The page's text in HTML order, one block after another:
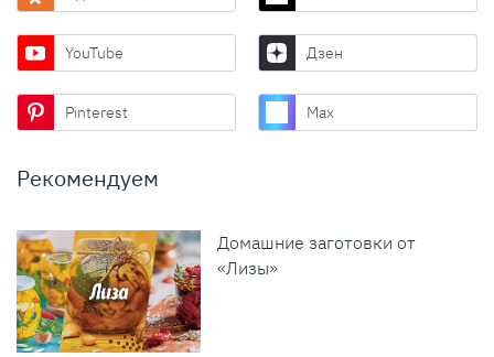
YouTube Дзен
Pinterest Max
Рекомендуем
Домашние заготовки от
«Лизы»